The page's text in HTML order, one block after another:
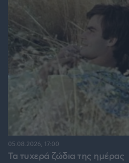
Τα τυχερά ζώδια της ημέρας
05.08.2026, 17:00